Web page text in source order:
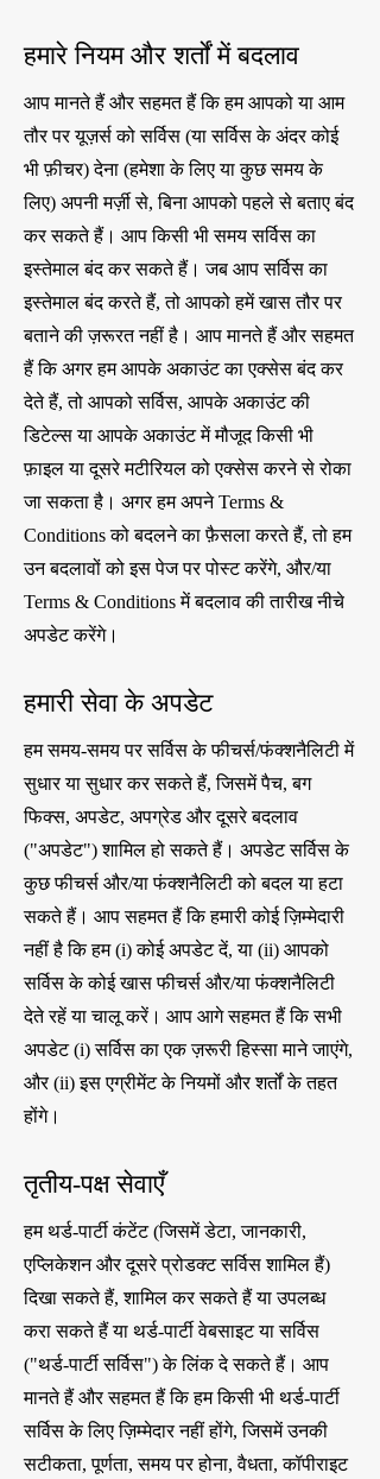
हमारे नियम और शर्तों में बदलाव
आप मानते हैं और सहमत हैं कि हम आपको या आम
तौर पर यूज़र्स को सर्विस (या सर्विस के अंदर कोई
भी फ़ीचर) देना (हमेशा के लिए या कुछ समय के
लिए) अपनी मर्ज़ी से, बिना आपको पहले से बताए बंद
कर सकते हैं। आप किसी भी समय सर्विस का
इस्तेमाल बंद कर सकते हैं। जब आप सर्विस का
इस्तेमाल बंद करते हैं, तो आपको हमें खास तौर पर
बताने की ज़रूरत नहीं है। आप मानते हैं और सहमत
हैं कि अगर हम आपके अकाउंट का एक्सेस बंद कर
देते हैं, तो आपको सर्विस, आपके अकाउंट की
डिटेल्स या आपके अकाउंट में मौजूद किसी भी
फ़ाइल या दूसरे मटीरियल को एक्सेस करने से रोका
जा सकता है। अगर हम अपने Terms &
Conditions को बदलने का फ़ैसला करते हैं, तो हम
उन बदलावों को इस पेज पर पोस्ट करेंगे, और/या
Terms & Conditions में बदलाव की तारीख नीचे
अपडेट करेंगे।
हमारी सेवा के अपडेट
हम समय-समय पर सर्विस के फीचर्स/फंक्शनैलिटी में
सुधार या सुधार कर सकते हैं, जिसमें पैच, बग
फिक्स, अपडेट, अपग्रेड और दूसरे बदलाव
("अपडेट") शामिल हो सकते हैं। अपडेट सर्विस के
कुछ फीचर्स और/या फंक्शनैलिटी को बदल या हटा
सकते हैं। आप सहमत हैं कि हमारी कोई ज़िम्मेदारी
नहीं है कि हम (i) कोई अपडेट दें, या (ii) आपको
सर्विस के कोई खास फीचर्स और/या फंक्शनैलिटी
देते रहें या चालू करें। आप आगे सहमत हैं कि सभी
अपडेट (i) सर्विस का एक ज़रूरी हिस्सा माने जाएंगे,
और (ii) इस एग्रीमेंट के नियमों और शर्तों के तहत
होंगे।
तृतीय-पक्ष सेवाएँ
हम थर्ड-पार्टी कंटेंट (जिसमें डेटा, जानकारी,
एप्लिकेशन और दूसरे प्रोडक्ट सर्विस शामिल हैं)
दिखा सकते हैं, शामिल कर सकते हैं या उपलब्ध
करा सकते हैं या थर्ड-पार्टी वेबसाइट या सर्विस
("थर्ड-पार्टी सर्विस") के लिंक दे सकते हैं। आप
मानते हैं और सहमत हैं कि हम किसी भी थर्ड-पार्टी
सर्विस के लिए ज़िम्मेदार नहीं होंगे, जिसमें उनकी
सटीकता, पूर्णता, समय पर होना, वैधता, कॉपीराइट